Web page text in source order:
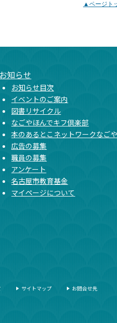
▲ページト
お知らせ
お知らせ目次
イベントのご案内
図書リサイクル
なごやほんでキフ倶楽部
本のあるとこネットワークなごや
広告の募集
職員の募集
アンケート
名古屋市教育基金
マイページについて
サイトマップ お問合せ先